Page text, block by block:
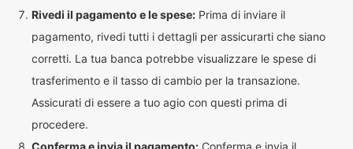
Rivedi il pagamento e le spese: Prima di inviare il
pagamento, rivedi tutti i dettagli per assicurarti che siano
corretti. La tua banca potrebbe visualizzare le spese di
trasferimento e il tasso di cambio per la transazione.
Assicurati di essere a tuo agio con questi prima di
procedere.
Conferma e invia il pagamento: Conferma e invia il